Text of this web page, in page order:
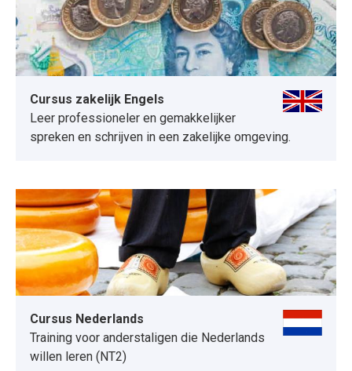
Cursus zakelijk Engels
Leer professioneler en gemakkelijker
spreken en schrijven in een zakelijke omgeving.
Cursus Nederlands
Training voor anderstaligen die Nederlands
willen leren (NT2)